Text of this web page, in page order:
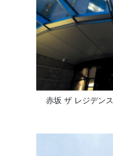
赤坂 ザ レジデンス